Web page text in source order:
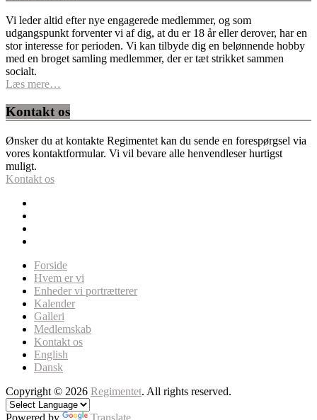
Vi leder altid efter nye engagerede medlemmer, og som
udgangspunkt forventer vi af dig, at du er 18 år eller derover, har en
stor interesse for perioden. Vi kan tilbyde dig en belønnende hobby
med en broget samling medlemmer, der er tæt strikket sammen
socialt.
Læs mere…
Kontakt os
Ønsker du at kontakte Regimentet kan du sende en forespørgsel via
vores kontaktformular. Vi vil bevare alle henvendleser hurtigst
muligt.
Kontakt os
Forside
Hvem er vi
Enheder vi portrætterer
Kalender
Galleri
Medlemskab
Kontakt os
English
Dansk
Copyright © 2026 Regimentet. All rights reserved.
Powered by Translate